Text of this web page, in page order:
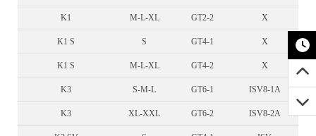
K1 M-L-XL GT2-2 X
K1 S S GT4-1 X
K1 S M-L-XL GT4-2 X
K3 S-M-L GT6-1 ISV8-1A
K3 XL-XXL GT6-2 ISV8-2A